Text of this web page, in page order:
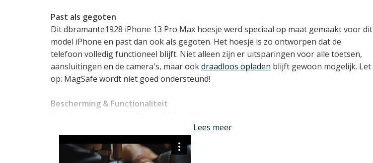
Past als gegoten
Dit dbramante1928 iPhone 13 Pro Max hoesje werd speciaal op maat gemaakt voor dit
model iPhone en past dan ook als gegoten. Het hoesje is zo ontworpen dat de
telefoon volledig functioneel blijft. Niet alleen zijn er uitsparingen voor alle toetsen,
aansluitingen en de camera's, maar ookdraadloos opladen blijft gewoon mogelijk. Let
op: MagSafe wordt niet goed ondersteund!
Bescherming & Functionaliteit
over het kwetsbare scherm dat met een kleine magneetsluiting op de zijkant veilig
afsluit. Daarnaast heeft de dbramante1928 case de nodige funcionele extra's, zoals
een vakje met RFID bescherming waarin tot 3 passen opgeborgen kunnen, een
Lees meer